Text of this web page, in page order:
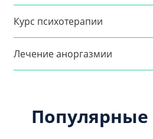
Курс психотерапии
Лечение аноргазмии